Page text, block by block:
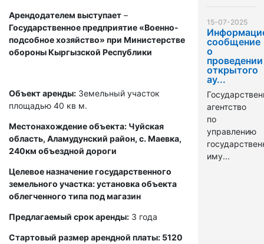
Арендодателем выступает –
Государственное предприятие «Военно-
подсобное хозяйство» при Министерстве
обороны Кыргызской Республики
Объект аренды: Земельный участок
площадью 40 кв м.
Местонахождение объекта: Чуйская
область, Аламудунский район, с. Маевка,
240км объездной дороги
Целевое назначение государственного
земельного участка: установка объекта
облегченного типа под магазин
Предлагаемый срок аренды: 3 года
Стартовый размер арендной платы: 5120
15-07-2025
сообщение
о
проведении
открытого
ау...
агентство
по
управлению
иму...